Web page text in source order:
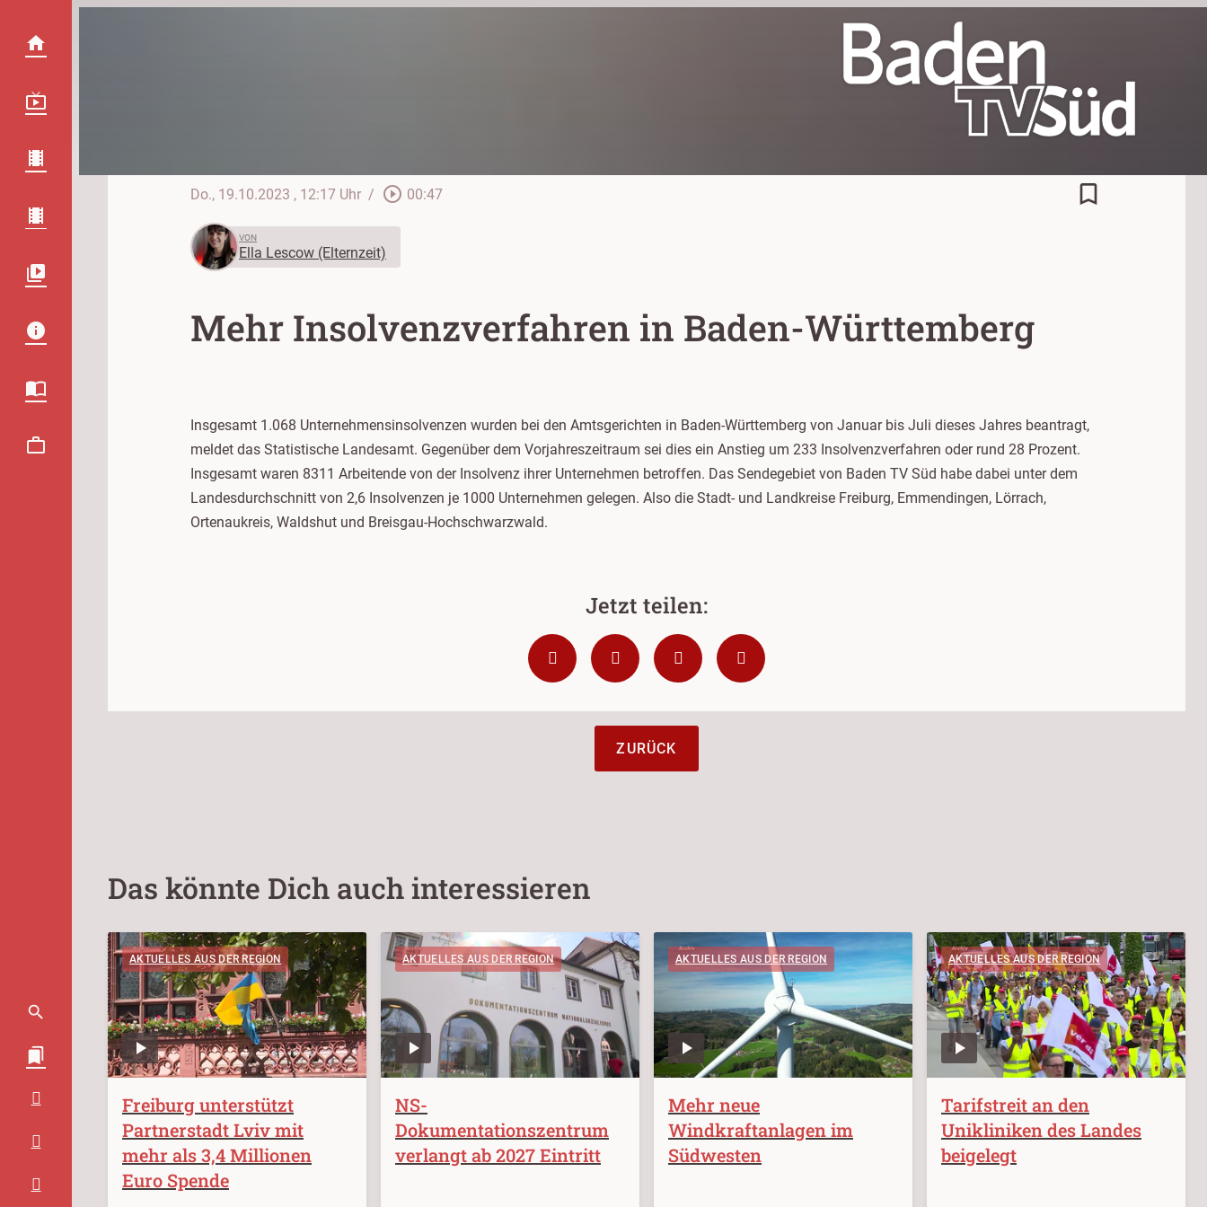
Do., 19.10.2023 , 12:17 Uhr / play_circle_outline 00:47 bookmark_border
VON
Ella Lescow (Elternzeit)
Mehr Insolvenzverfahren in Baden-Württemberg
Insgesamt 1.068 Unternehmensinsolvenzen wurden bei den Amtsgerichten in Baden-Württemberg von Januar bis Juli dieses Jahres beantragt,
meldet das Statistische Landesamt. Gegenüber dem Vorjahreszeitraum sei dies ein Anstieg um 233 Insolvenzverfahren oder rund 28 Prozent.
Insgesamt waren 8311 Arbeitende von der Insolvenz ihrer Unternehmen betroffen. Das Sendegebiet von Baden TV Süd habe dabei unter dem
Landesdurchschnitt von 2,6 Insolvenzen je 1000 Unternehmen gelegen. Also die Stadt- und Landkreise Freiburg, Emmendingen, Lörrach,
Ortenaukreis, Waldshut und Breisgau-Hochschwarzwald.
ZURÜCK
Das könnte Dich auch interessieren
AKTUELLES AUS DER REGION
Freiburg unterstützt
Partnerstadt Lviv mit
mehr als 3,4 Millionen
Euro Spende
AKTUELLES AUS DER REGION
NS-
Dokumentationszentrum
verlangt ab 2027 Eintritt
AKTUELLES AUS DER REGION
Mehr neue
Windkraftanlagen im
Südwesten
AKTUELLES AUS DER REGION
Tarifstreit an den
Unikliniken des Landes
beigelegt